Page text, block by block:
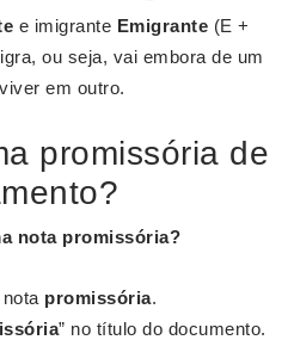
e imigrante Emigrante (E +
ou seja, vai embora de um
em outro.
promissória de
nota promissória?
promissória.
” no título do documento.